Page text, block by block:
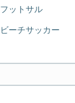
フットサル
ビーチサッカー